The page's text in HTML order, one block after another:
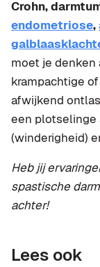
Crohn,
endometriose,
moet je denken
krampachtige
afwijkend
een plotselinge
(winderigheid)
Heb jij
spastische
achter!
Lees ook